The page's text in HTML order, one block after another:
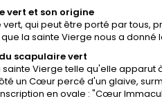
vert et son origine
vert, qui peut être porté par tous,
la sainte Vierge nous a donné
scapulaire vert
Vierge telle qu'elle apparut
un Cœur percé d'un glaive,
en ovale : "Cœur